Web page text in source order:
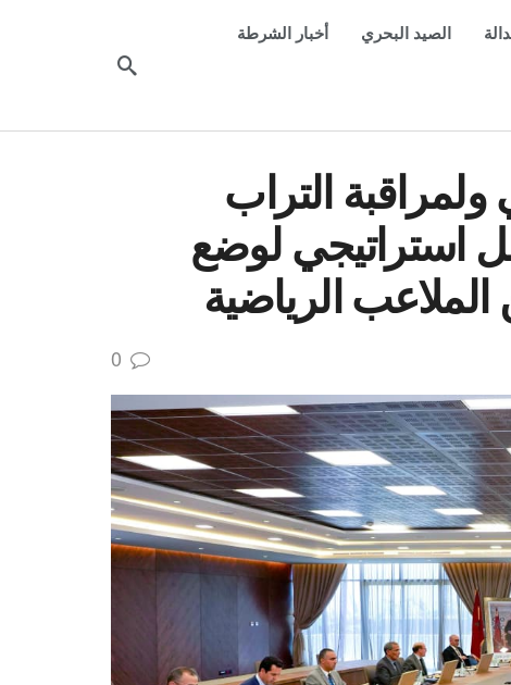
الصيد البحري أخبار الشرطة
ولمراقبة التراب
استراتيجي لوضع
الرياضية
0